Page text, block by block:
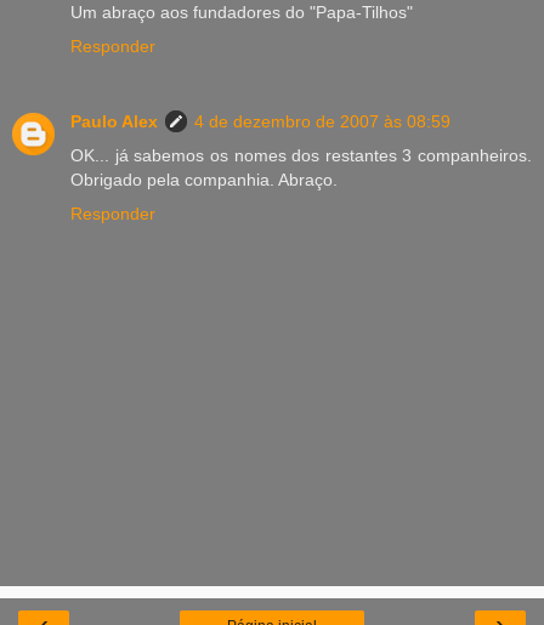
Um abraço aos fundadores do "Papa-Tilhos"
Responder
Paulo Alex
4 de dezembro de 2007 às 08:59
OK... já sabemos os nomes dos restantes 3 companheiros.
Obrigado pela companhia. Abraço.
Responder